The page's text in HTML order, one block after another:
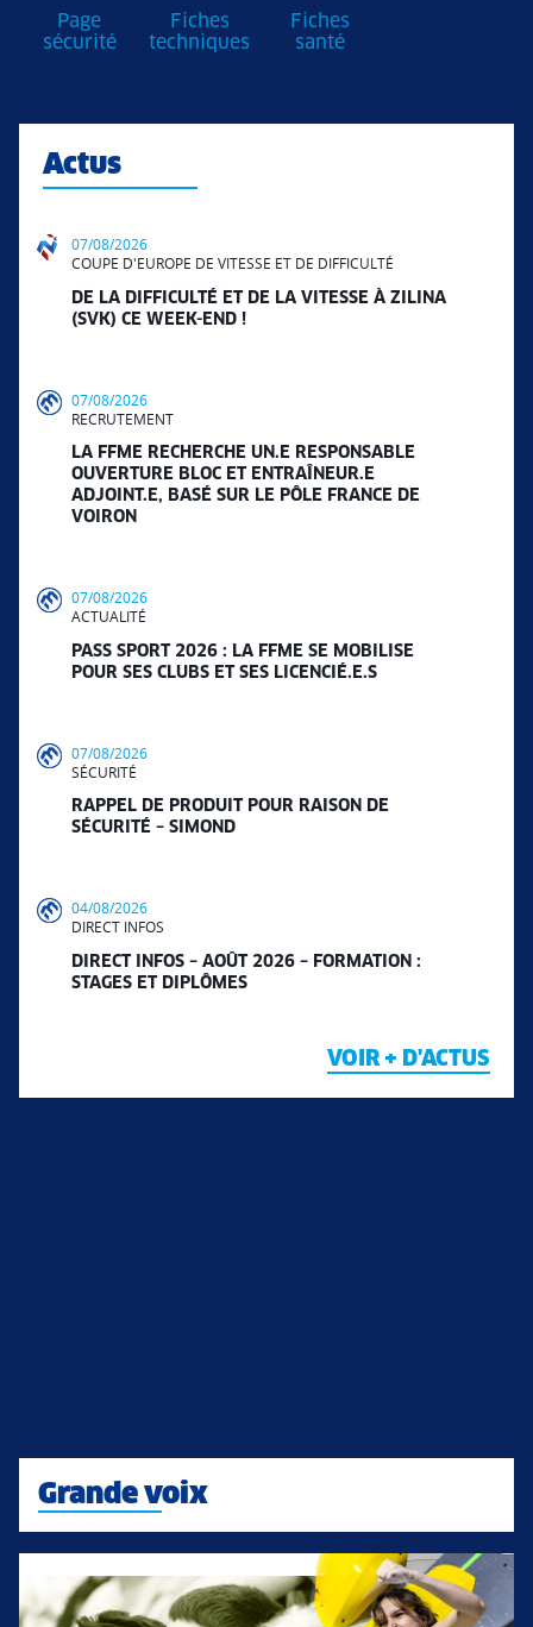
Page
sécurité
Fiches
techniques
Fiches
santé
Actus
07/08/2026
COUPE D'EUROPE DE VITESSE ET DE DIFFICULTÉ
DE LA DIFFICULTÉ ET DE LA VITESSE À ZILINA
(SVK) CE WEEK-END !
07/08/2026
RECRUTEMENT
LA FFME RECHERCHE UN.E RESPONSABLE
OUVERTURE BLOC ET ENTRAÎNEUR.E
ADJOINT.E, BASÉ SUR LE PÔLE FRANCE DE
VOIRON
07/08/2026
ACTUALITÉ
PASS SPORT 2026 : LA FFME SE MOBILISE
POUR SES CLUBS ET SES LICENCIÉ.E.S
07/08/2026
SÉCURITÉ
RAPPEL DE PRODUIT POUR RAISON DE
SÉCURITÉ – SIMOND
04/08/2026
DIRECT INFOS
DIRECT INFOS – AOÛT 2026 – FORMATION :
STAGES ET DIPLÔMES
VOIR + D'ACTUS
Grande voix